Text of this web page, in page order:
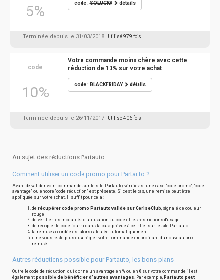
5% code :SOLUCKY détails
Terminée depuis le 31/03/2018 | Utilisé 979 fois
code
10%
Votre commande moins chère avec cette
réduction de 10% sur votre achat
code :BLACKFRIDAY détails
Terminée depuis le 26/11/2017 | Utilisé 406 fois
Au sujet des réductions Partauto
Comment utiliser un code promo pour Partauto ?
Avant de valider votre commande sur le site Partauto, vérifiez si une case "code promo", "code
avantage" ou encore "code réduction" est présente. Si c'est le cas, une remise peut être
appliquée sur votre achat. Il suffit pour cela :
de récupérer code promo Partauto valide sur CeriseClub, signalé de couleur
rouge
de vérifier les modalités d'utilisation du code et les restrictions d'usage
de recopier le code fourni dans la case prévue à cet effet sur le site Partauto
la remise accordée est alors calculée automatiquement
il ne vous reste plus qu'à régler votre commande en profitant du nouveau prix
remisé
Autres réductions possible pour Partauto, les bons plans
Outre le code de réduction, qui donne un avantage en % ou en € sur votre commande, il est
également possible de bénéficier d'autres avantages. Par exemple, Partauto peut